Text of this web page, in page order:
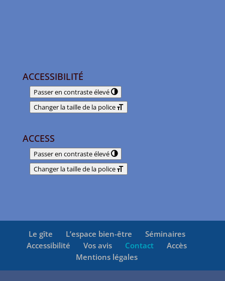
ACCESSIBILITÉ
Passer en contraste élevé
Changer la taille de la police
ACCESS
Passer en contraste élevé
Changer la taille de la police
Le gîte L’espace bien-être
Séminaires
Accessibilité
Vos avis Contact
Accès
Mentions légales